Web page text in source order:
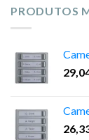
PRODUTOS